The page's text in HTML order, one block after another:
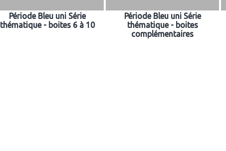
Période Bleu uni Série
thématique - boites 6 à 10
Période Bleu uni Série
thématique - boites
complémentaires